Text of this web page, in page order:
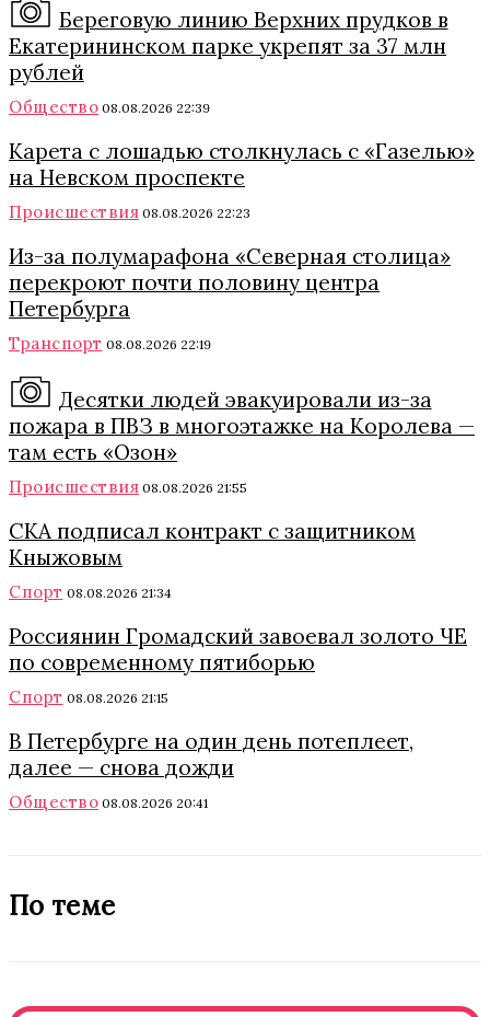
Береговую линию Верхних прудков в
Екатерининском парке укрепят за 37 млн
рублей
Общество 08.08.2026 22:39
Карета с лошадью столкнулась с «Газелью»
на Невском проспекте
Происшествия 08.08.2026 22:23
Из-за полумарафона «Северная столица»
перекроют почти половину центра
Петербурга
Транспорт 08.08.2026 22:19
Десятки людей эвакуировали из-за
пожара в ПВЗ в многоэтажке на Королева —
там есть «Озон»
Происшествия 08.08.2026 21:55
СКА подписал контракт с защитником
Кныжовым
Спорт 08.08.2026 21:34
Россиянин Громадский завоевал золото ЧЕ
по современному пятиборью
Спорт 08.08.2026 21:15
В Петербурге на один день потеплеет,
далее — снова дожди
Общество 08.08.2026 20:41
По теме